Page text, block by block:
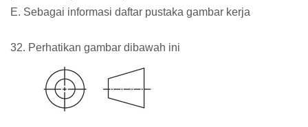
E. Sebagai informasi daftar pustaka gambar kerja
32. Perhatikan gambar dibawah ini